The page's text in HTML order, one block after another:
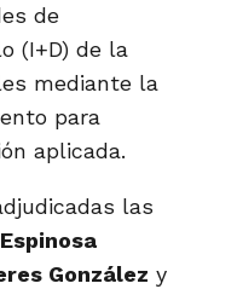
de
(I+D) de la
mediante la
para
aplicada.
las
González y